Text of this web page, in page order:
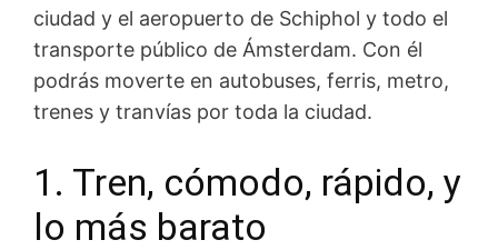
ciudad y el aeropuerto de Schiphol y todo el
transporte público de Ámsterdam. Con él
podrás moverte en autobuses, ferris, metro,
trenes y tranvías por toda la ciudad.
1. Tren, cómodo, rápido, y
lo más barato